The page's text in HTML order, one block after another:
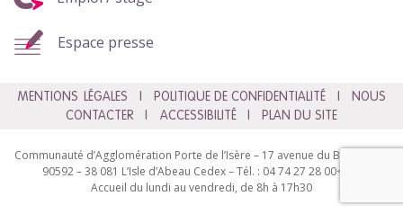
Espace presse
MENTIONS LÉGALES POLITIQUE DE CONFIDENTIALITÉ
NOUS
CONTACTER
ACCESSIBILITÉ PLAN DU SITE
Communauté d’Agglomération Porte de l’Isère – 17 avenue du Bourg – BP
90592 – 38 081 L’Isle d’Abeau Cedex – Tél. : 04 74 27 28 00<br>
Accueil du lundi au vendredi, de 8h à 17h30